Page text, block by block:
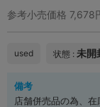
参考小売価格 7,678
used 状態 : 未開
備考
店舗併売品の為、在